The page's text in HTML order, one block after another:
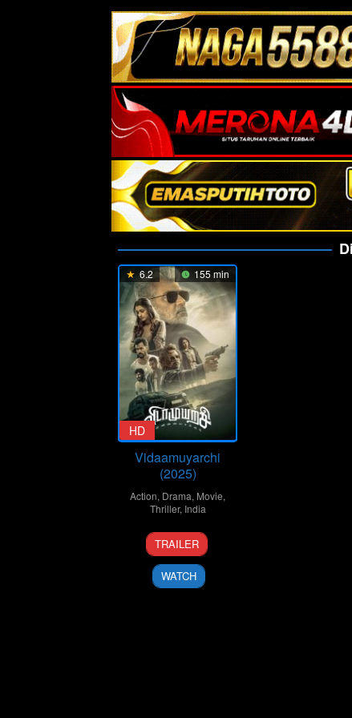
6.2 155 min
HD
Vidaamuyarchi
(2025)
Action, Drama, Movie,
Thriller, India
6
Feb
2025
Magizh
Thirumeni
TRAILER
WATCH